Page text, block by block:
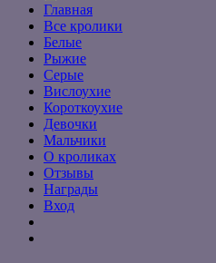
Главная
Все кролики
Белые
Рыжие
Серые
Вислоухие
Короткоухие
Девочки
Мальчики
О кроликах
Отзывы
Награды
Вход